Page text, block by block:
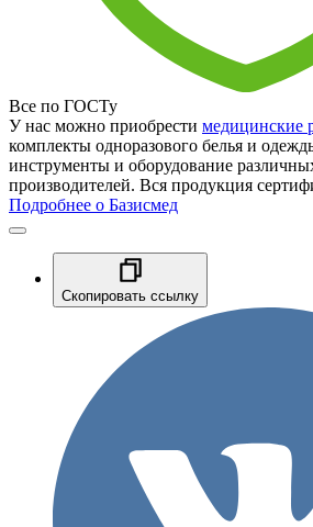
Все по ГОСТу
У нас можно приобрести медицинские
комплекты одноразового белья и
инструменты и оборудование
производителей. Вся продукция
Подробнее о Базисмед
Скопировать ссылку